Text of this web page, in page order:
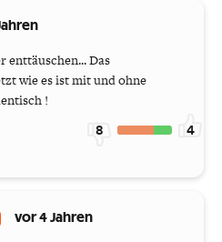
enttäuschen... Das
wie es ist mit und ohne
!
8 4
vor 4 Jahren